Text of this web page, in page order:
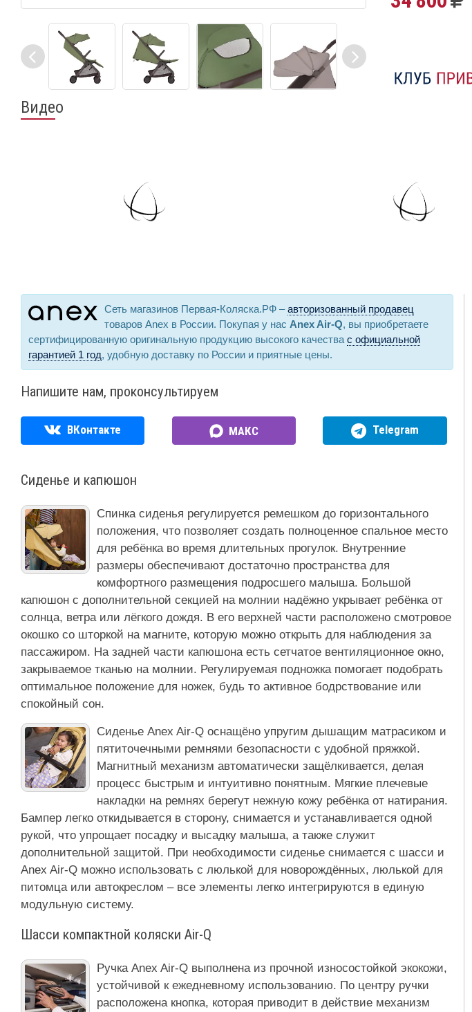
Видео
Сеть магазинов Первая-Коляска.РФ –авторизованный продавец
товаров Anex в России. Покупая у нас Anex Air-Q, вы приобретаете
сертифицированную оригинальную продукцию высокого качества с официальной
гарантией 1 год, удобную доставку по России и приятные цены.
Напишите нам, проконсультируем
ВКонтакте МАКС Telegram
Сиденье и капюшон
Спинка сиденья регулируется ремешком до горизонтального
положения, что позволяет создать полноценное спальное место
для ребёнка во время длительных прогулок. Внутренние
размеры обеспечивают достаточно пространства для
комфортного размещения подросшего малыша. Большой
капюшон с дополнительной секцией на молнии надёжно укрывает ребёнка от
солнца, ветра или лёгкого дождя. В его верхней части расположено смотровое
окошко со шторкой на магните, которую можно открыть для наблюдения за
пассажиром. На задней части капюшона есть сетчатое вентиляционное окно,
закрываемое тканью на молнии. Регулируемая подножка помогает подобрать
оптимальное положение для ножек, будь то активное бодрствование или
спокойный сон.
Сиденье Anex Air-Q оснащёно упругим дышащим матрасиком и
пятиточечными ремнями безопасности с удобной пряжкой.
Магнитный механизм автоматически защёлкивается, делая
процесс быстрым и интуитивно понятным. Мягкие плечевые
накладки на ремнях берегут нежную кожу ребёнка от натирания.
Бампер легко откидывается в сторону, снимается и устанавливается одной
рукой, что упрощает посадку и высадку малыша, а также служит
дополнительной защитой. При необходимости сиденье снимается с шасси и
Anex Air-Q можно использовать с люлькой для новорождённых, люлькой для
питомца или автокреслом – все элементы легко интегрируются в единую
модульную систему.
Шасси компактной коляски Air-Q
Ручка Anex Air-Q выполнена из прочной износостойкой экокожи,
устойчивой к ежедневному использованию. По центру ручки
расположена кнопка, которая приводит в действие механизм